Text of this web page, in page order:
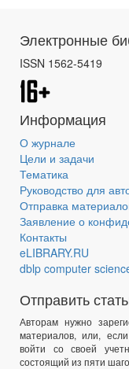
Электронные
ISSN 1562-5419
Информация
О журнале
Цели и задачи
Тематика
Руководство для
Отправка
Заявление о
Контакты
eLIBRARY.RU
dblp computer
Отправить
Авторам нужно
материалов, или,
войти со своей
состоящий из пяти